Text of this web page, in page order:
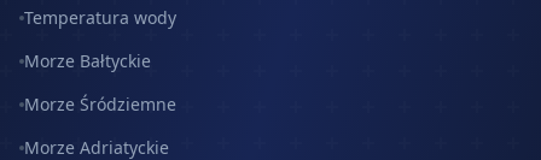
Temperatura wody
Morze Bałtyckie
Morze Śródziemne
Morze Adriatyckie